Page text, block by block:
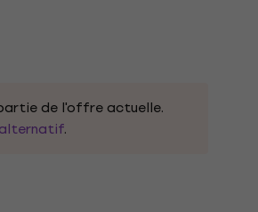
de l'offre actuelle.
.